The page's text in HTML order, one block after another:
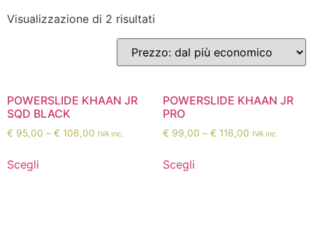
Visualizzazione di 2 risultati
POWERSLIDE KHAAN JR
SQD BLACK
€ 95,00 – € 106,00 IVA inc.
Scegli
POWERSLIDE KHAAN JR
PRO
€ 99,00 – € 116,00 IVA inc.
Scegli